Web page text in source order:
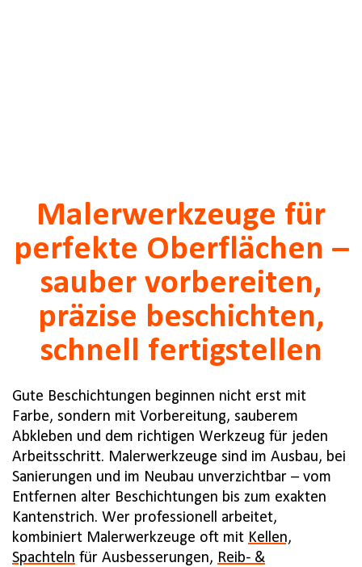
Malerwerkzeuge für
perfekte Oberflächen –
sauber vorbereiten,
präzise beschichten,
schnell fertigstellen
Gute Beschichtungen beginnen nicht erst mit
Farbe, sondern mit Vorbereitung, sauberem
Abkleben und dem richtigen Werkzeug für jeden
Arbeitsschritt. Malerwerkzeuge sind im Ausbau, bei
Sanierungen und im Neubau unverzichtbar – vom
Entfernen alter Beschichtungen bis zum exakten
Kantenstrich. Wer professionell arbeitet,
kombiniert Malerwerkzeuge oft mit Kellen,
Spachteln für Ausbesserungen, Reib- &